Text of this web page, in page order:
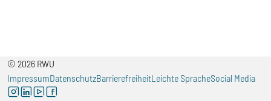
© 2026 RWU
ImpressumDatenschutzBarrierefreiheitLeichte SpracheSocial Media
instagramlinkedinyoutubefacebook